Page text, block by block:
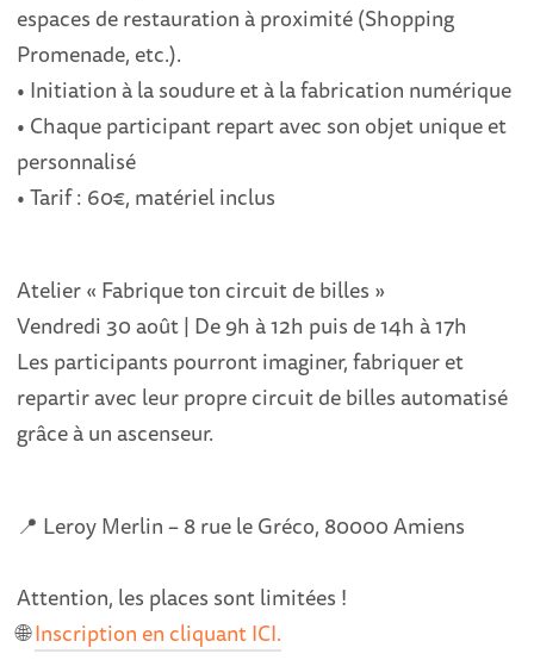
espaces de restauration à proximité (Shopping
Promenade, etc.).
• Initiation à la soudure et à la fabrication numérique
• Chaque participant repart avec son objet unique et
personnalisé
• Tarif : 60€, matériel inclus
Atelier « Fabrique ton circuit de billes »
Vendredi 30 août | De 9h à 12h puis de 14h à 17h
Les participants pourront imaginer, fabriquer et
repartir avec leur propre circuit de billes automatisé
grâce à un ascenseur.
📍 Leroy Merlin – 8 rue le Gréco, 80000 Amiens
Attention, les places sont limitées !
🌐Inscription en cliquant ICI.